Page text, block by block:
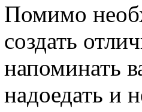
Помимо
создать
напоминать
надоедать и